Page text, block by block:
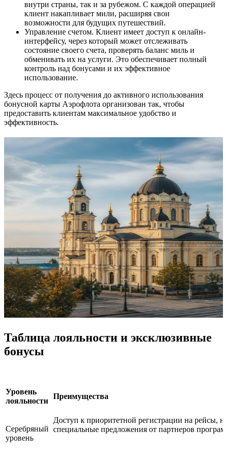
внутри страны, так и за рубежом. С каждой операцией
клиент накапливает мили, расширяя свои
возможности для будущих путешествий.
Управление счетом. Клиент имеет доступ к онлайн-
интерфейсу, через который может отслеживать
состояние своего счета, проверять баланс миль и
обменивать их на услуги. Это обеспечивает полный
контроль над бонусами и их эффективное
использование.
Здесь процесс от получения до активного использования
бонусной карты Аэрофлота организован так, чтобы
предоставить клиентам максимальное удобство и
эффективность.
Таблица лояльности и эксклюзивные
бонусы
Уровень
лояльности
Преимущества
Серебряный
уровень
Доступ к приоритетной регистрации на рейсы,
специальные предложения от партнеров